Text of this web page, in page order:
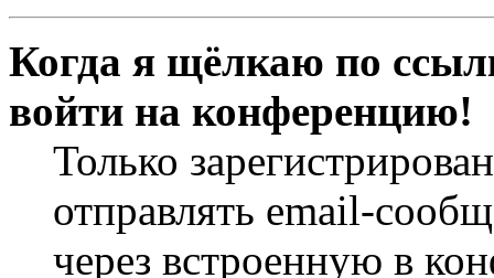
Когда я щёлкаю по
войти на конференцию!
Только
отправлять email-
через встроенную в